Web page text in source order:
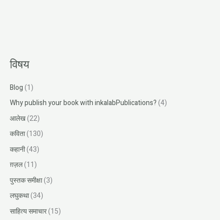
विषय
Blog(1)
Why publish your book with inkalabPublications?(4)
आलेख(22)
कविता(130)
कहानी(43)
ग़ज़ल(11)
पुस्तक समीक्षा(3)
लघुकथा(34)
साहित्य समाचार(15)